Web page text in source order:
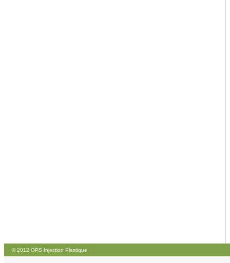
© 2012 OPS Injection Plastique